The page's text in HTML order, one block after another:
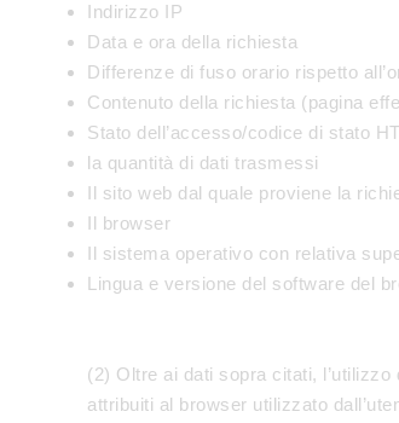
Indirizzo IP
Data e ora della richiesta
Differenze di fuso orario rispetto
Contenuto della richiesta (pagina
Stato dell’accesso/codice di stato
la quantità di dati trasmessi
Il sito web dal quale proviene la
Il browser
Il sistema operativo con relativa
Lingua e versione del software del
(2) Oltre ai dati sopra citati,
attribuiti al browser utilizzato